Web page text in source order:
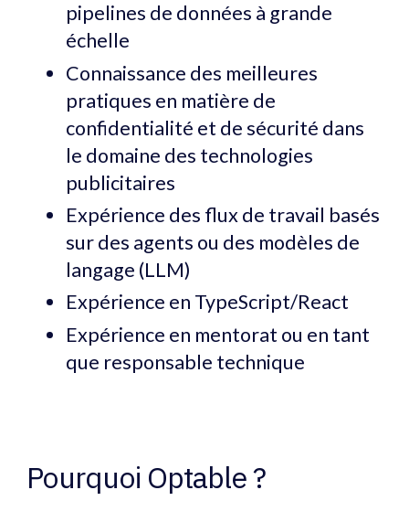
pipelines de données à grande
échelle
Connaissance des meilleures
pratiques en matière de
confidentialité et de sécurité dans
le domaine des technologies
publicitaires
Expérience des flux de travail basés
sur des agents ou des modèles de
langage (LLM)
Expérience en TypeScript/React
Expérience en mentorat ou en tant
que responsable technique
Pourquoi Optable ?